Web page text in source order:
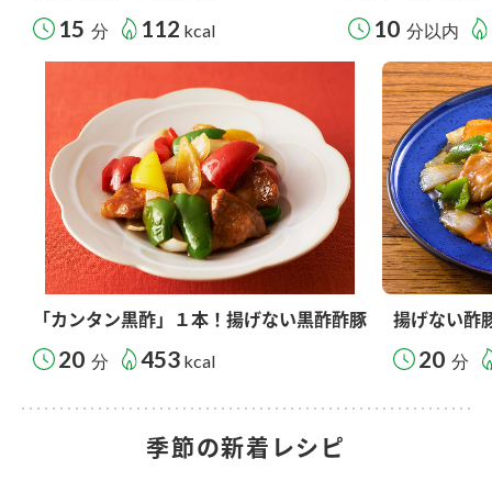
15 分 112 kcal 10 分以内
「カンタン黒酢」１本！揚げない黒酢酢豚
20 分 453 kcal
揚げない酢
20 分
季節の新着レシピ